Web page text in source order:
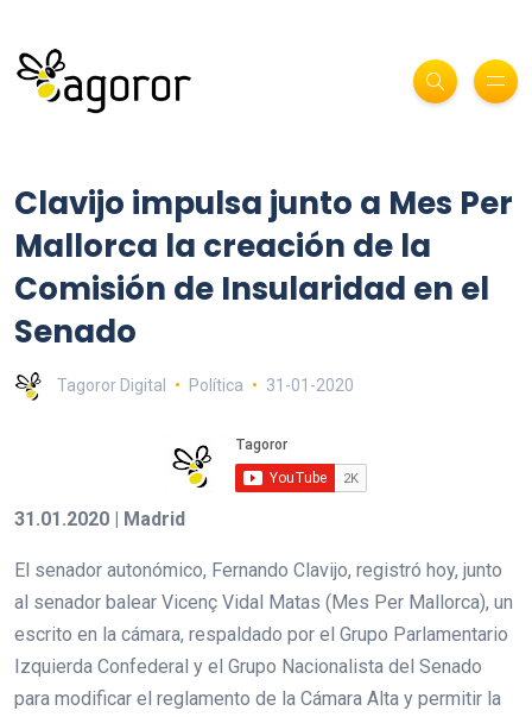
Clavijo impulsa junto a Mes Per
Mallorca la creación de la
Comisión de Insularidad en el
Senado
Tagoror Digital Política 31-01-2020
31.01.2020 | Madrid
El senador autonómico, Fernando Clavijo, registró hoy, junto
al senador balear Vicenç Vidal Matas (Mes Per Mallorca), un
escrito en la cámara, respaldado por el Grupo Parlamentario
Izquierda Confederal y el Grupo Nacionalista del Senado
para modificar el reglamento de la Cámara Alta y permitir la